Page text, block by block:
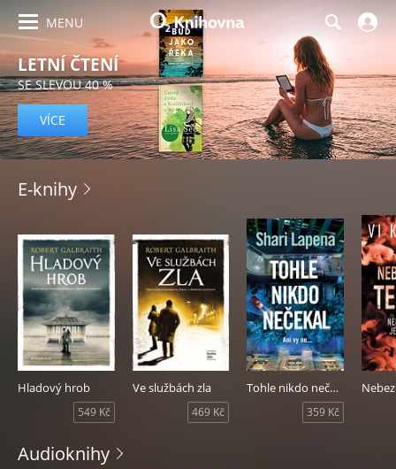
MENU
LETNÍ ČTENÍ
SE SLEVOU 40 %
VÍCE
O2
knihy,
audioknihy
magazíny
kdykoliv
E-knihy
Hladový hrob
549 Kč
Ve službách zla
469 Kč
Tohle nikdo nečekal
359 Kč
Audioknihy